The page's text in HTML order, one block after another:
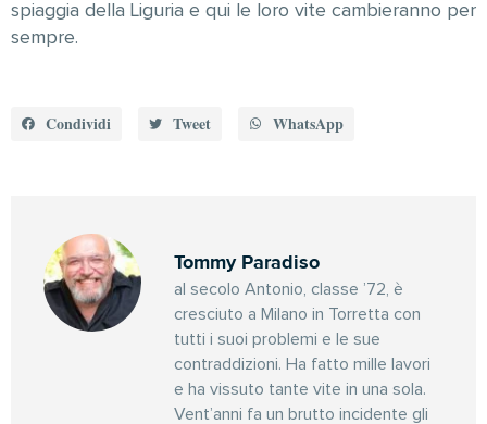
spiaggia della Liguria e qui le loro vite cambieranno per
sempre.
Condividi Tweet WhatsApp
Tommy Paradiso
al secolo Antonio, classe ’72, è
cresciuto a Milano in Torretta con
tutti i suoi problemi e le sue
contraddizioni. Ha fatto mille lavori
e ha vissuto tante vite in una sola.
Vent’anni fa un brutto incidente gli